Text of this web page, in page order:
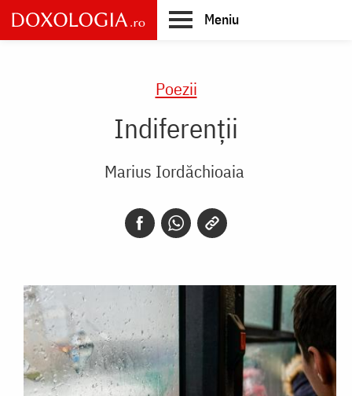
Skip
to
main
Meniu
Poezii
Indiferenții
Marius Iordăchioaia